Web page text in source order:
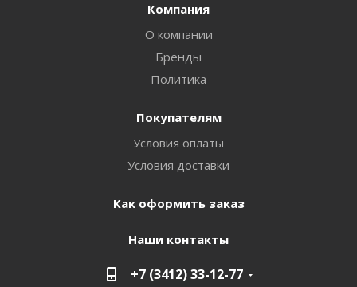
Компания
О компании
Бренды
Политика
Покупателям
Условия оплаты
Условия доставки
Как оформить заказ
Наши контакты
+7 (3412) 33-12-77